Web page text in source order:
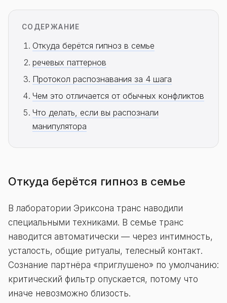
СОДЕРЖАНИЕ
Откуда берётся гипноз в семье
речевых паттернов
Протокол распознавания за 4 шага
Чем это отличается от обычных конфликтов
Что делать, если вы распознали
манипулятора
Откуда берётся гипноз в семье
В лаборатории Эриксона транс наводили
специальными техниками. В семье транс
наводится автоматически — через интимность,
усталость, общие ритуалы, телесный контакт.
Сознание партнёра «приглушено» по умолчанию:
критический фильтр опускается, потому что
иначе невозможно близость.